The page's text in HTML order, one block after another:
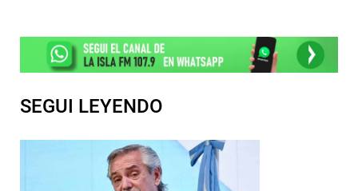
SEGUI LEYENDO